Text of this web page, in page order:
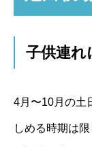
子供連れ
4月〜10月の土
しめる時期は